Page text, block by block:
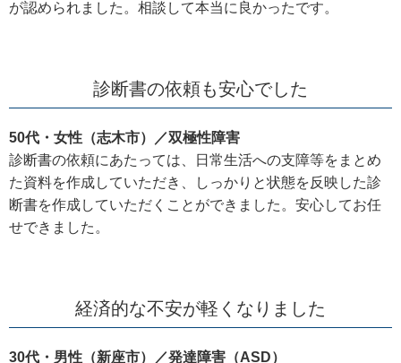
が認められました。相談して本当に良かったです。
診断書の依頼も安心でした
50代・女性（志木市）／双極性障害
診断書の依頼にあたっては、日常生活への支障等をまとめ
た資料を作成していただき、しっかりと状態を反映した診
断書を作成していただくことができました。安心してお任
せできました。
経済的な不安が軽くなりました
30代・男性（新座市）／発達障害（ASD）